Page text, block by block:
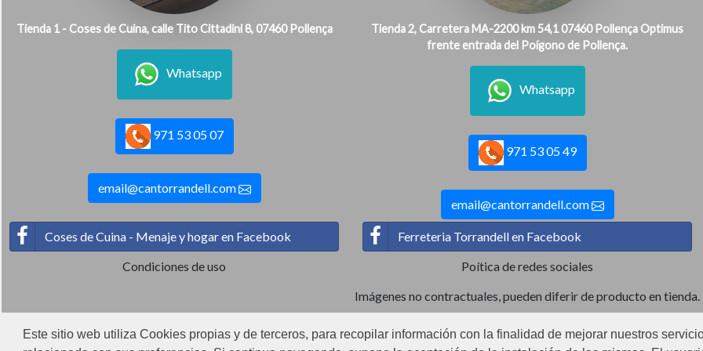
Este sitio web utiliza Cookies propias y de terceros, para recopilar información con la finalidad de mejorar nuestros
Tienda 1 - Coses de Cuina, calle Tito Cittadini 8, 07460 Pollença
Whatsapp
971 53 05 07
email@cantorrandell.com
Tienda 2, Carretera MA-2200 km 54,1 07460 Pollença Optimus
frente entrada del Poígono de Pollença.
Whatsapp
971 53 05 49
email@cantorrandell.com
Coses de Cuina - Menaje y hogar en Facebook Ferreteria Torrandell en Facebook
Condiciones de uso
Poítica de redes sociales
Imágenes no contractuales, pueden diferir de producto en tienda.
Ⓒ2022 Can Torrandell s.l. - Nif.B07920762.